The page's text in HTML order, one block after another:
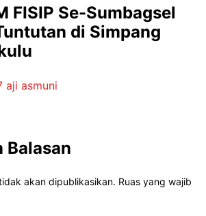
FISIP Se-Sumbagsel
di Simpang
aji asmuni
Balasan
akan dipublikasikan. Ruas yang wajib